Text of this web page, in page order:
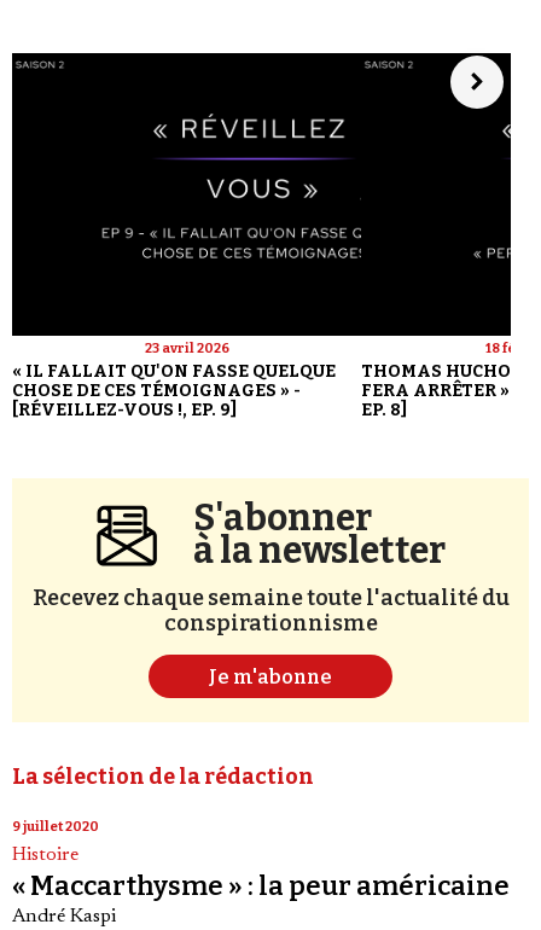
23 avril 2026
« IL FALLAIT QU'ON FASSE QUELQUE
CHOSE DE CES TÉMOIGNAGES » -
[RÉVEILLEZ-VOUS !, EP. 9]
18
THOMAS HUCHON :
FERA ARRÊTER » -
EP. 8]
S'abonner
à la newsletter
Recevez chaque semaine toute l'actualité du
conspirationnisme
Je m'abonne
La sélection de la rédaction
9 juillet 2020
Histoire
« Maccarthysme » : la peur américaine
André Kaspi